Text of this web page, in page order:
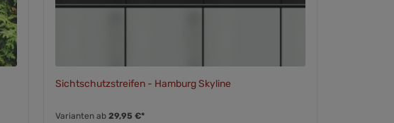
Sichtschutzstreifen - Hamburg Skyline
Varianten ab 29,95 €*